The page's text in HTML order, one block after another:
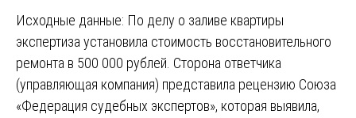
Исходные данные: По делу о заливе квартиры
экспертиза установила стоимость восстановительного
ремонта в 500 000 рублей. Сторона ответчика
(управляющая компания) представила рецензию Союза
«Федерация судебных экспертов», которая выявила,